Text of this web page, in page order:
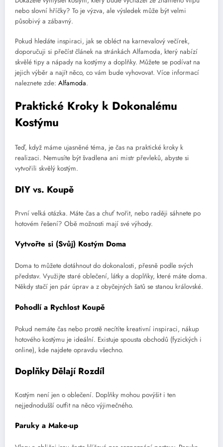
nebo slovní hříčky? To je výzva, ale výsledek může být velmi
působivý a zábavný.
Pokud hledáte inspiraci, jak se obléct na karnevalový večírek,
doporučuji si přečíst článek na stránkách Alfamoda, který nabízí
skvělé tipy a nápady na kostýmy a doplňky. Můžete se podívat na
jejich výběr a najít něco, co vám bude vyhovovat. Více informací
naleznete zde: Alfamoda.
Praktické Kroky k Dokonalému
Kostýmu
Teď, když máme ujasněné téma, je čas na praktické kroky k
realizaci. Nemusíte být švadlena ani mistr převleků, abyste si
vytvořili skvělý kostým.
DIY vs. Koupě
První velká otázka. Máte čas a chuť tvořit, nebo raději sáhnete po
hotovém řešení? Obě možnosti mají své výhody.
Vytvořte si (Svůj) Kostým Doma
Doma to můžete dotáhnout do dokonalosti, přesně podle svých
představ. Využijte staré oblečení, látky a doplňky, které máte doma.
Někdy stačí jen pár úprav a z obyčejných šatů se stanou královské.
Pohodlí a Rychlost Koupě
Pokud nemáte čas nebo prostě necítíte kreativní inspiraci, nákup
hotového kostýmu je ideální. Existuje spousta obchodů (fyzických i
online), kde najdete opravdu všechno.
Doplňky Dělají Rozdíl
Kostým není jen o oblečení. Doplňky mohou povýšit i ten
nejjednodušší outfit na něco výjimečného.
Paruky a Make-up